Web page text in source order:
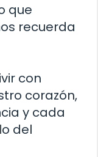
que
recuerda
con
corazón,
y cada
del